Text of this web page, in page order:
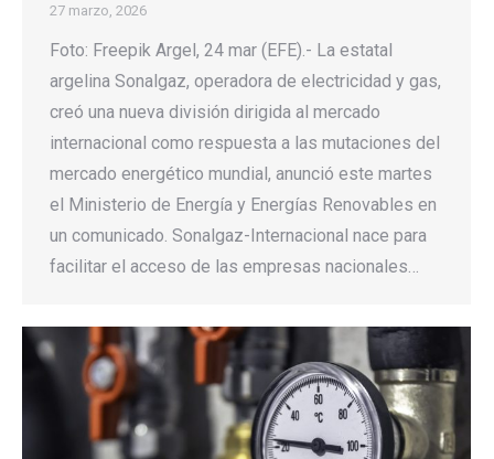
27 marzo, 2026
Foto: Freepik Argel, 24 mar (EFE).- La estatal
argelina Sonalgaz, operadora de electricidad y gas,
creó una nueva división dirigida al mercado
internacional como respuesta a las mutaciones del
mercado energético mundial, anunció este martes
el Ministerio de Energía y Energías Renovables en
un comunicado. Sonalgaz-Internacional nace para
facilitar el acceso de las empresas nacionales…